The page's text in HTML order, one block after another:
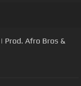
Prod. Afro Bros &